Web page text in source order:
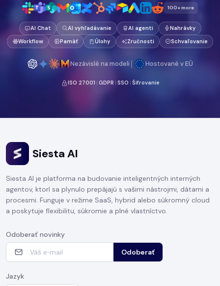
100+ more
AI Chat AI vyhľadávanie AI agenti
Nahrávky
Workflow
Pamäť Úlohy Zručnosti Schvaľovanie
Nezávislé na modeli | Hostované v EÚ
ISO 27001 | GDPR | SSO | Šifrovanie
Siesta AI
Siesta AI je platforma na budovanie inteligentných interných
agentov, ktorí sa plynulo prepájajú s vašimi nástrojmi, dátami a
procesmi. Funguje v režime SaaS, hybrid alebo súkromný cloud
a poskytuje flexibilitu, súkromie a plné vlastníctvo.
Odoberať novinky
Odoberať
Jazyk